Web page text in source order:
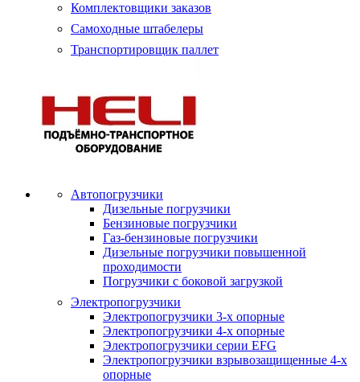
Комплектовщики заказов
Самоходные штабелеры
Транспортировщик паллет
Автопогрузчики
Дизельные погрузчики
Бензиновые погрузчики
Газ-бензиновые погрузчики
Дизельные погрузчики повышенной
проходимости
Погрузчики с боковой загрузкой
Электропогрузчики
Электропогрузчики 3-х опорные
Электропогрузчики 4-х опорные
Электропогрузчики серии EFG
Электропогрузчики взрывозащищенные 4-х
опорные